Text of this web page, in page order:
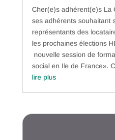
Cher(e)s adhérent(e)s La
ses adhérents souhaitant
représentants des
les prochaines élections
nouvelle session de
social en Ile de France».
lire plus